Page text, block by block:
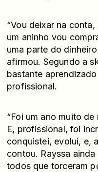
“Vou deixar na
um aninho vou
uma parte do
afirmou. Segundo a
bastante
profissional.
“Foi um ano muito
E, profissional, foi
conquistei, evoluí, e,
contou. Rayssa
todos que torceram